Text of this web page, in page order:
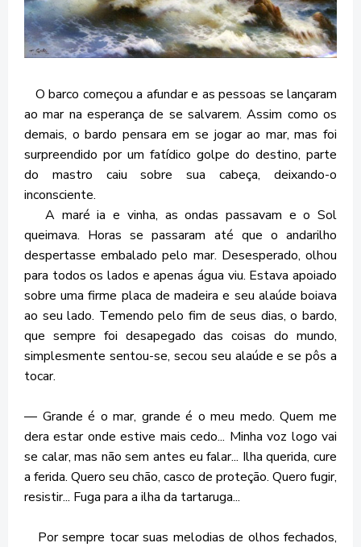
O barco começou a afundar e as pessoas se lançaram
ao mar na esperança de se salvarem. Assim como os
demais, o bardo pensara em se jogar ao mar, mas foi
surpreendido por um fatídico golpe do destino, parte
do mastro caiu sobre sua cabeça, deixando-o
inconsciente.
A maré ia e vinha, as ondas passavam e o Sol
queimava. Horas se passaram até que o andarilho
despertasse embalado pelo mar. Desesperado, olhou
para todos os lados e apenas água viu. Estava apoiado
sobre uma firme placa de madeira e seu alaúde boiava
ao seu lado. Temendo pelo fim de seus dias, o bardo,
que sempre foi desapegado das coisas do mundo,
simplesmente sentou-se, secou seu alaúde e se pôs a
tocar.
— Grande é o mar, grande é o meu medo. Quem me
dera estar onde estive mais cedo... Minha voz logo vai
se calar, mas não sem antes eu falar... Ilha querida, cure
a ferida. Quero seu chão, casco de proteção. Quero fugir,
resistir... Fuga para a ilha da tartaruga...
Por sempre tocar suas melodias de olhos fechados,